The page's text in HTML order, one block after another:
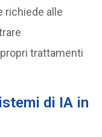
richiede alle
trattamenti
di IA in